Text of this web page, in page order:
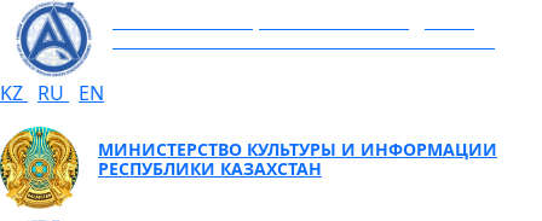
KZ RU EN
МИНИСТЕРСТВО КУЛЬТУРЫ И ИНФОРМАЦИИ
РЕСПУБЛИКИ КАЗАХСТАН